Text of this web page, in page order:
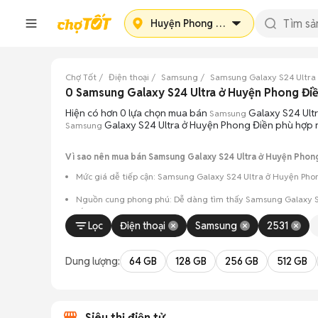
Huyện Phong Điền
Chợ Tốt Điện thoại Samsung Samsung Galaxy S24 Ultra
0 Samsung Galaxy S24 Ultra ở Huyện Phong
Hiện có hơn 0 lựa chọn mua bán Samsung Galaxy S24
Samsung Galaxy S24 Ultra ở Huyện Phong Điền phù hợp
Vì sao nên mua bán Samsung Galaxy S24 Ultra ở Huyện
Mức giá dễ tiếp cận: Samsung Galaxy S24 Ultra ở Huyện
Nguồn cung phong phú: Dễ dàng tìm thấy Samsung Galaxy
sắc.
Giao dịch minh bạch: Việc gặp gỡ trực tiếp giúp
Mua bán linh hoạt: Hai bên có thể chủ động thỏa
Lọc Điện thoại Samsung 2531
Dung lượng: 64 GB 128 GB 256 GB 512 GB